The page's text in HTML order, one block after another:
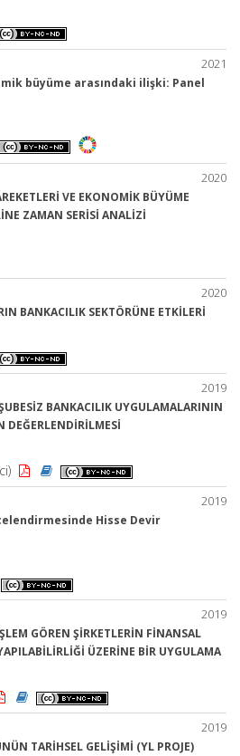
2021
büyüme arasındaki ilişki: Panel
2020
VE EKONOMİK BÜYÜME
ZAMAN SERİSİ ANALİZİ
2020
BANKACILIK SEKTÖRÜNE ETKİLERİ
2019
BANKACILIK UYGULAMALARININ
DEĞERLENDİRİLMESİ
2019
Hisse Devir
2019
GÖREN ŞİRKETLERİN FİNANSAL
ÜZERİNE BİR UYGULAMA
2019
TARİHSEL GELİŞİMİ (YL PROJE)